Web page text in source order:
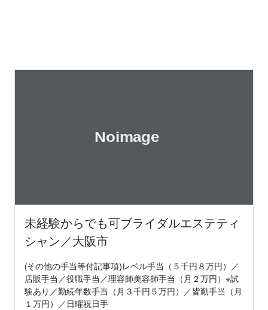
未経験からでも可ブライダルエステティ
シャン／大阪市
(その他の手当等付記事項)レベル手当（５千円８万円）／
店販手当／役職手当／理容師美容師手当（月２万円）※試
験あり／勤続年数手当（月３千円５万円）／皆勤手当（月
１万円）／日曜祝日手